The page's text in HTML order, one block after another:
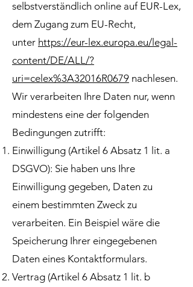
selbstverständlich online auf EUR-Lex,
dem Zugang zum EU-Recht,
unter https://eur-lex.europa.eu/legal-
content/DE/ALL/?
uri=celex%3A32016R0679 nachlesen.
Wir verarbeiten Ihre Daten nur, wenn
mindestens eine der folgenden
Bedingungen zutrifft:
Einwilligung (Artikel 6 Absatz 1 lit. a
DSGVO): Sie haben uns Ihre
Einwilligung gegeben, Daten zu
einem bestimmten Zweck zu
verarbeiten. Ein Beispiel wäre die
Speicherung Ihrer eingegebenen
Daten eines Kontaktformulars.
Vertrag (Artikel 6 Absatz 1 lit. b